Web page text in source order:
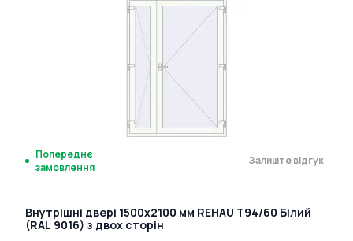
Попереднє
замовлення
Залиште відгук
Внутрішні двері 1500x2100 мм REHAU Т94/60 Білий
(RAL 9016) з двох сторін